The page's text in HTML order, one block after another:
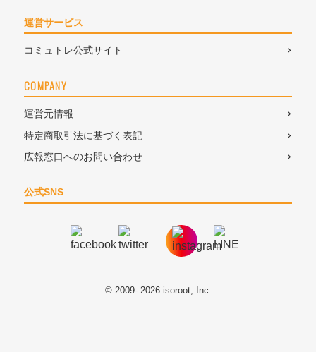
運営サービス
コミュトレ公式サイト
COMPANY
運営元情報
特定商取引法に基づく表記
広報窓口へのお問い合わせ
公式SNS
© 2009- 2026 isoroot, Inc.